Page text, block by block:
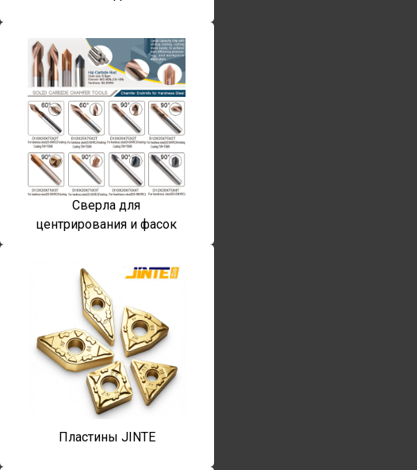
Сверла для
центрирования и фасок
Пластины JINTE